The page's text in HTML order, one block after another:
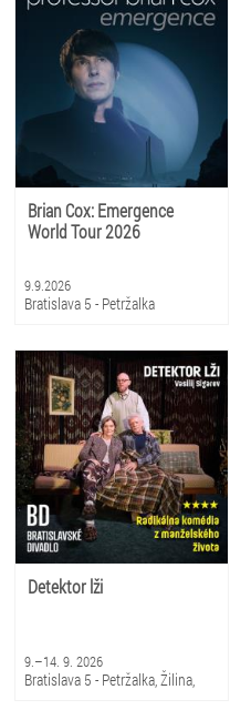
Brian Cox: Emergence
World Tour 2026
9.9.2026
Bratislava 5 - Petržalka
Detektor lži
9.–14. 9. 2026
Bratislava 5 - Petržalka, Žilina,